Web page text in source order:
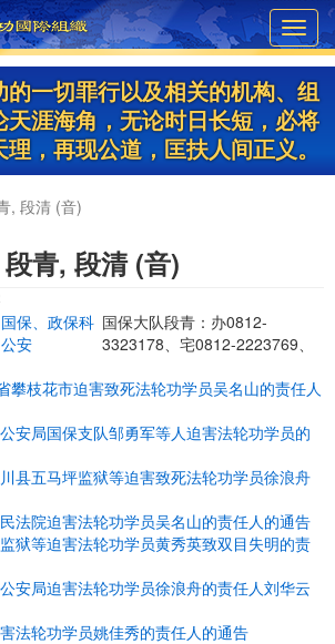
的一切罪行以及相关的机构、组
天涯海角，无论时日长短，必将
，再现公道，匡扶人间正义。
, 段清 (音)
段青, 段清 (音)
国保、政保科
公安
国保大队段青：办0812-
3323178、宅0812-2223769、
攀枝花市迫害致死法轮功学员吴名山的责任人
安局国保支队邹勇军等人迫害法轮功学员的
县五马坪监狱等迫害致死法轮功学员徐浪舟
法院迫害法轮功学员吴名山的责任人的通告
狱等迫害法轮功学员黄秀英致双目失明的责
安局迫害法轮功学员徐浪舟的责任人刘华云
法轮功学员姚佳秀的责任人的通告